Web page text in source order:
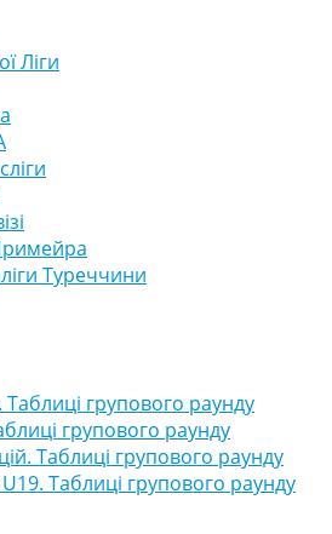
Ліги
Туреччини
Таблиці групового раунду
групового раунду
Таблиці групового раунду
Таблиці групового раунду